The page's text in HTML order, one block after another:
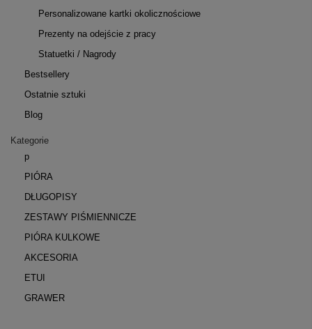
Personalizowane kartki okolicznościowe
Prezenty na odejście z pracy
Statuetki / Nagrody
Bestsellery
Ostatnie sztuki
Blog
Kategorie
p
PIÓRA
DŁUGOPISY
ZESTAWY PIŚMIENNICZE
PIÓRA KULKOWE
AKCESORIA
ETUI
GRAWER